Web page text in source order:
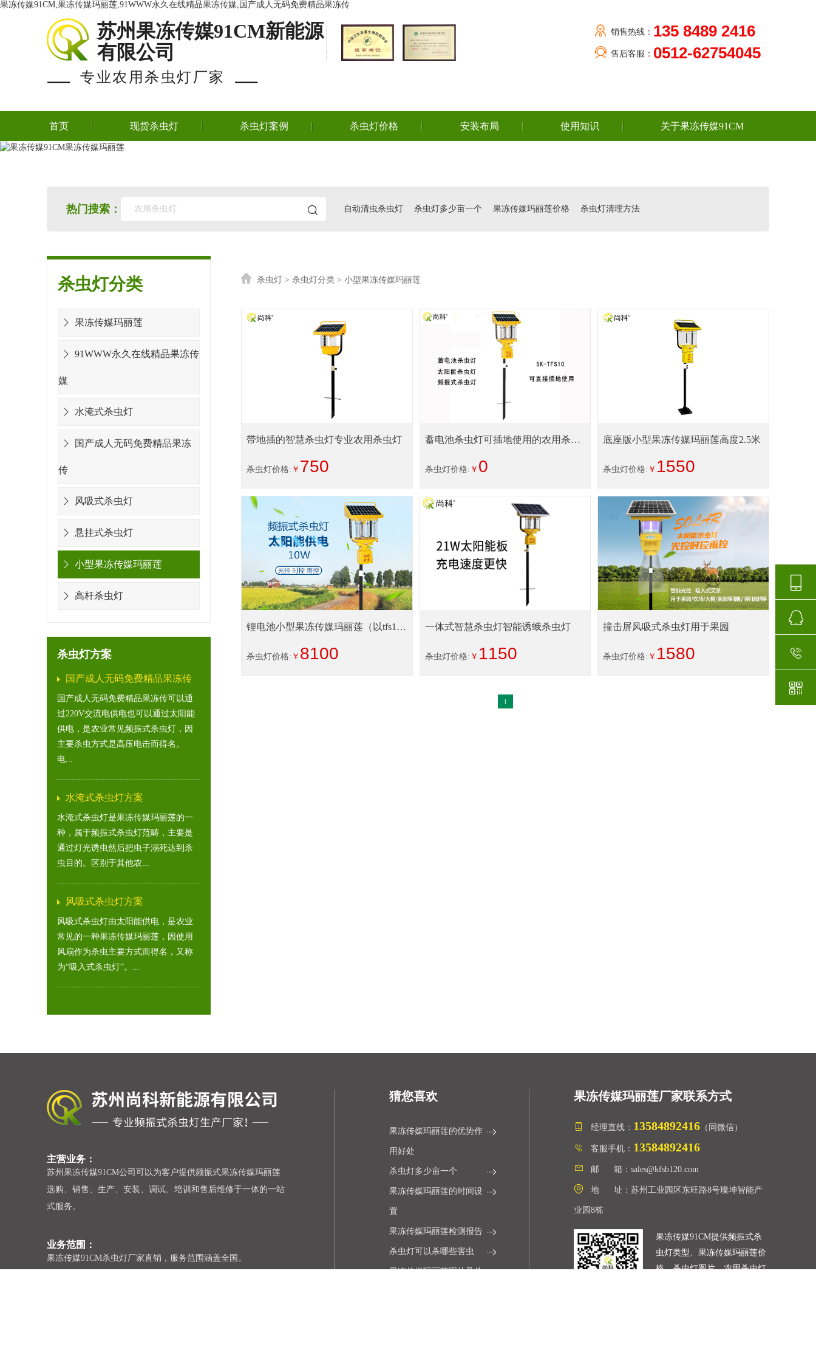
果冻传媒91CM,果冻传媒玛丽莲,91WWW永久在线精品果冻传媒,国产成人无码免费精品果冻传
苏州果冻传媒91CM新能源
有限公司
专业农用杀虫灯厂家
销售热线： 135 8489 2416
售后客服： 0512-62754045
首页 现货杀虫灯 杀虫灯案例 杀虫灯价格 安装布局 使用知识 关于果冻传媒91CM
热门搜索： 自动清虫杀虫灯 杀虫灯多少亩一个 果冻传媒玛丽莲价格 杀虫灯清理方法
杀虫灯分类
果冻传媒玛丽莲
91WWW永久在线精品果冻传
媒
水淹式杀虫灯
国产成人无码免费精品果冻
传
风吸式杀虫灯
悬挂式杀虫灯
小型果冻传媒玛丽莲
高杆杀虫灯
杀虫灯方案
国产成人无码免费精品果冻传
国产成人无码免费精品果冻传可以通
过220V交流电供电也可以通过太阳能
供电，是农业常见频振式杀虫灯，因
主要杀虫方式是高压电击而得名。
电...
水淹式杀虫灯方案
水淹式杀虫灯是果冻传媒玛丽莲的一
种，属于频振式杀虫灯范畴，主要是
通过灯光诱虫然后把虫子溺死达到杀
虫目的。区别于其他农...
风吸式杀虫灯方案
风吸式杀虫灯由太阳能供电，是农业
常见的一种果冻传媒玛丽莲，因使用
风扇作为杀虫主要方式而得名，又称
为“吸入式杀虫灯”。...
杀虫灯 > 杀虫灯分类 > 小型果冻传媒玛丽莲
带地插的智慧杀虫灯专业农用杀虫灯
杀虫灯价格: ￥ 750
蓄电池杀虫灯可插地使用的农用杀虫
杀虫灯价格: ￥ 0
底座版小型果冻传媒玛丽莲高度2.5米
杀虫灯价格: ￥ 1550
锂电池小型果冻传媒玛丽莲（以tfs10
杀虫灯价格: ￥ 8100
一体式智慧杀虫灯智能诱蛾杀虫灯
杀虫灯价格: ￥ 1150
撞击屏风吸式杀虫灯用于果园
杀虫灯价格: ￥ 1580
1
主营业务：
苏州果冻传媒91CM公司可以为客户提供频振式果冻传媒玛丽莲
选购、销售、生产、安装、调试、培训和售后维修于一体的一站
式服务。
业务范围：
果冻传媒91CM杀虫灯厂家直销，服务范围涵盖全国。
猜您喜欢
果冻传媒玛丽莲的优势作
用好处
杀虫灯多少亩一个
果冻传媒玛丽莲的时间设
置
果冻传媒玛丽莲检测报告
杀虫灯可以杀哪些害虫
果冻传媒玛丽莲图片及价
果冻传媒玛丽莲厂家联系方式
经理直线： 13584892416（同微信）
客服手机： 13584892416
邮 箱：sales@kfsb120.com
地 址：苏州工业园区东旺路8号璨坤智能产
业园8栋
果冻传媒91CM提供频振式杀
虫灯类型、果冻传媒玛丽莲价
格、杀虫灯图片、农用杀虫灯